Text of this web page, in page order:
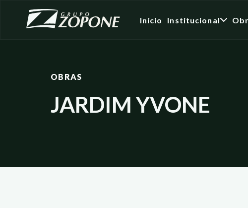
Início Institucional
OBRAS
JARDIM YVONE